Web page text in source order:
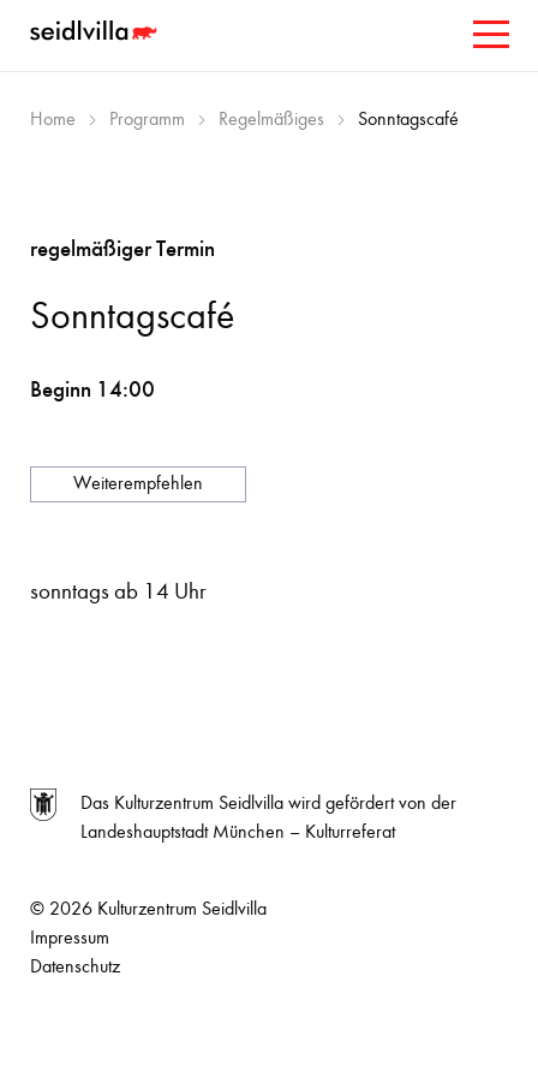
Home Programm Regelmäßiges Sonntagscafé
regelmäßiger Termin
Sonntagscafé
Beginn 14:00
Weiterempfehlen
sonntags ab 14 Uhr
Das Kulturzentrum Seidlvilla wird gefördert von der
Landeshauptstadt München – Kulturreferat
© 2026 Kulturzentrum Seidlvilla
Impressum
Datenschutz